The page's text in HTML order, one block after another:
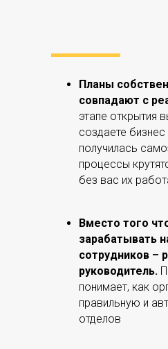
Планы
совпадают с
этапе открытия
создаете
получилась
процессы
без вас их
Вместо того
зарабатывать
сотрудников –
руководитель.
понимает, как
правильную и
отделов